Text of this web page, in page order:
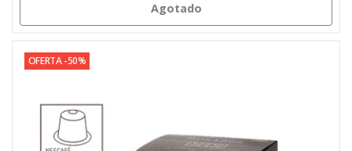
Agotado
OFERTA -50%